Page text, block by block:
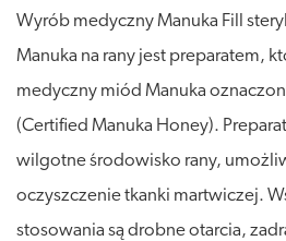
Wyrób medyczny Manuka Fill
Manuka na rany jest preparatem,
medyczny miód Manuka
(Certified Manuka Honey).
wilgotne środowisko rany,
oczyszczenie tkanki martwiczej.
stosowania są drobne otarcia,